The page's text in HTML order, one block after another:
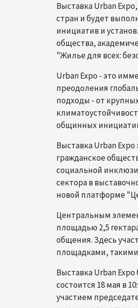
Выставка Urban
стран и будет
инициатив и
общества,
"Жилье для всех:
Urban Expo - это
преодоления
подходы - от
общинных
Выставка Urban
гражданское
социальной
сектора в
новой платформе
Центральным
площадью 2,5
общения. Здесь
площадками, такими
Выставка Urban
состоится 18 мая в
участием